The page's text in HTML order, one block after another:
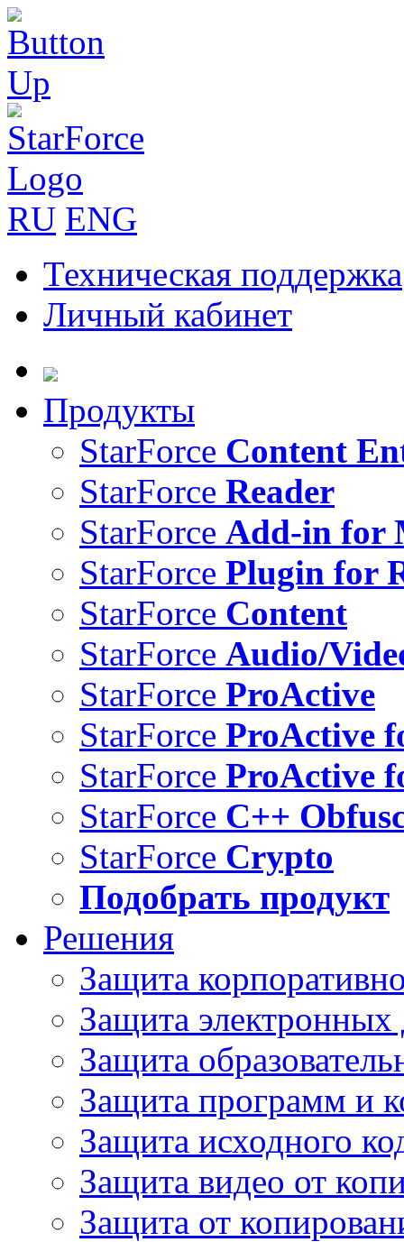
RU ENG
Техническая поддержка
Личный кабинет
Продукты
StarForce Content
StarForce Reader
StarForce Add-in for
StarForce Plugin for
StarForce Content
StarForce Audio/
StarForce ProActive
StarForce ProActive
StarForce ProActive
StarForce C++
StarForce Crypto
Подобрать продукт
Решения
Защита
Защита электронных
Защита
Защита программ и
Защита исходного
Защита видео от
Защита от